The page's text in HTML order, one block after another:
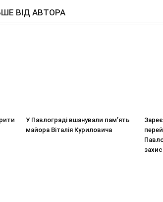
ВІД АВТОРА
У Павлограді вшанували пам’ять
майора Віталія Куриловича